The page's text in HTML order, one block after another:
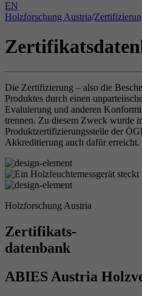
EN
Holzforschung Austria/
Die Zertifizierung – also die
Produktes durch einen
Evaluierung und anderen
trennen. Zu diesem Zweck wurde
Produktzertifizierungsstelle der
Akkreditierung auch dafür erreicht.
Holzforschung Austria
Zertifikats-
datenbank
ABIES Austria